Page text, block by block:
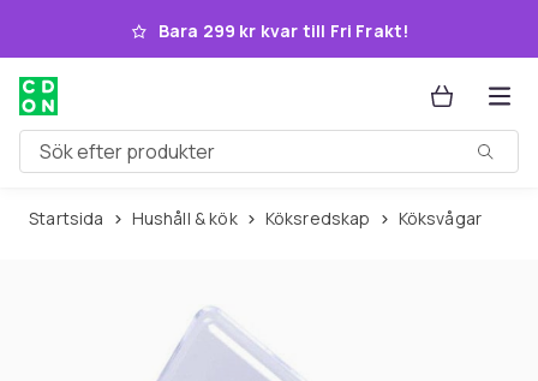
Hoppa till huvudinnehållet
Bara 299 kr kvar till Fri Frakt!
Sök efter produkter
Startsida Hushåll & kök Köksredskap Köksvågar